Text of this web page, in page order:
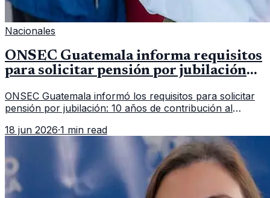
Nacionales
ONSEC Guatemala informa requisitos
para solicitar pensión por jubilación
ONSEC Guatemala informó los requisitos para solicitar
pensión por jubilación: 10 años de contribución al
importar edad.
18 jun 2026·1 min read